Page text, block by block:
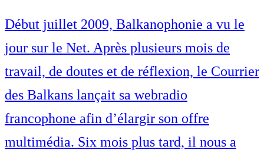
Début juillet 2009, Balkanophonie a vu le
jour sur le Net. Après plusieurs mois de
travail, de doutes et de réflexion, le Courrier
des Balkans lançait sa webradio
francophone afin d’élargir son offre
multimédia. Six mois plus tard, il nous a